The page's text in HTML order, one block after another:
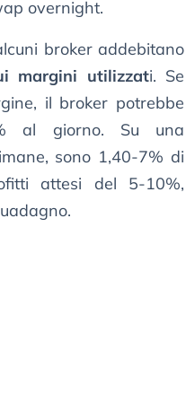
overnight.
broker addebitano
margini utilizzati. Se
il broker potrebbe
al giorno. Su una
sono 1,40-7% di
attesi del 5-10%,